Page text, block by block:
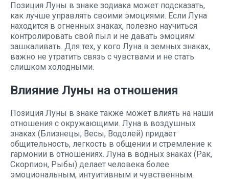
Позиция Луны в знаке зодиака может подсказать,
как лучше управлять своими эмоциями. Если Луна
находится в огненных знаках, полезно научиться
контролировать свой пыл и не давать эмоциям
зашкаливать. Для тех, у кого Луна в земных знаках,
важно не утратить связь с чувствами и не стать
слишком холодными.
Влияние Луны на отношения
Позиция Луны в знаке также может влиять на наши
отношения с окружающими. Луна в воздушных
знаках (Близнецы, Весы, Водолей) придает
общительность, легкость в общении и стремление к
гармонии в отношениях. Луна в водных знаках (Рак,
Скорпион, Рыбы) делает человека более
эмоциональным, интуитивным и чувственным.